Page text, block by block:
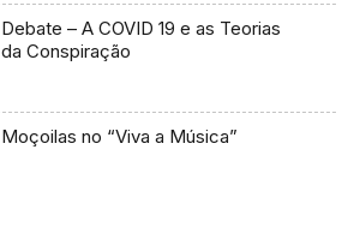
Debate – A COVID 19 e as Teorias
da Conspiração
Moçoilas no “Viva a Música”